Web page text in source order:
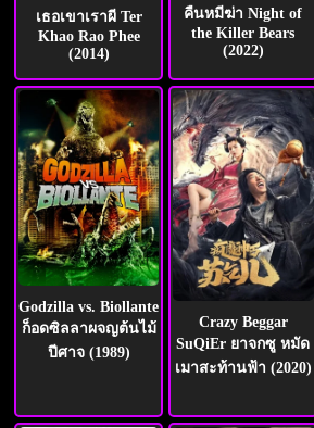
เธอเขาเราผี Ter
Khao Rao Phee
(2014)
คืนหมีฆ่า Night of
the Killer Bears
(2022)
Godzilla vs. Biollante
ก็อดซิลลาผจญต้นไม้
ปีศาจ (1989)
Crazy Beggar
SuQiEr ยาจกซู หมัด
เมาสะท้านฟ้า (2020)